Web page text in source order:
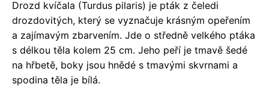
Drozd kvíčala (Turdus pilaris) je pták z čeledi
drozdovitých, který se vyznačuje krásným opeřením
a zajímavým zbarvením. Jde o středně velkého ptáka
s délkou těla kolem 25 cm. Jeho peří je tmavě šedé
na hřbetě, boky jsou hnědé s tmavými skvrnami a
spodina těla je bílá.